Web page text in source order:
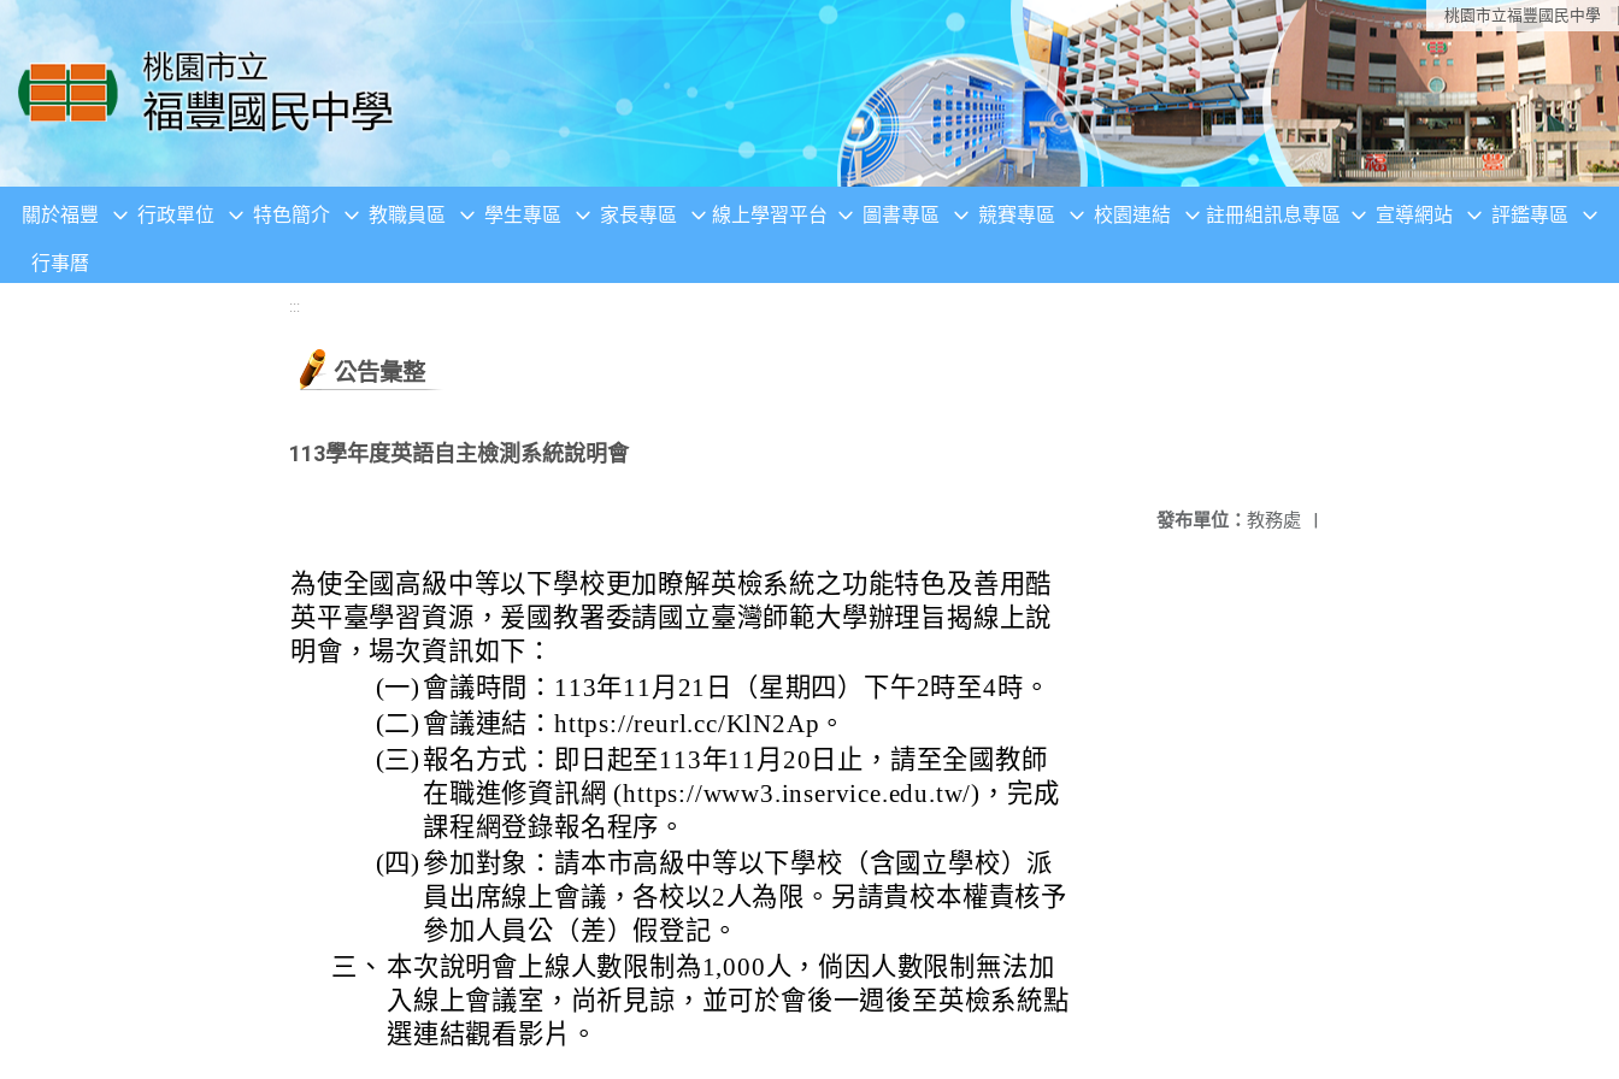
移至網頁之主要內容區位置 桃園市立福豐國民中學
關於福豐 行政單位 特色簡介 教職員區 學生專區 家長專區 線上學習平台 圖書專區 競賽專區 校園連結 註冊組訊息專區 宣導網站 評鑑專區
行事曆
:::
公告彙整
113學年度英語自主檢測系統說明會
發布單位： 教務處 |
為使全國高級中等以下學校更加瞭解英檢系統之功能特色及善用酷
英平臺學習資源，爰國教署委請國立臺灣師範大學辦理旨揭線上說
明會，場次資訊如下：
(一) 會議時間：113年11月21日（星期四）下午2時至4時。
(二) 會議連結：https://reurl.cc/KlN2Ap。
(三) 報名方式：即日起至113年11月20日止，請至全國教師
在職進修資訊網 (https://www3.inservice.edu.tw/)，完成
課程網登錄報名程序。
(四) 參加對象：請本市高級中等以下學校（含國立學校）派
員出席線上會議，各校以2人為限。另請貴校本權責核予
參加人員公（差）假登記。
三、 本次說明會上線人數限制為1,000人，倘因人數限制無法加
入線上會議室，尚祈見諒，並可於會後一週後至英檢系統點
選連結觀看影片。